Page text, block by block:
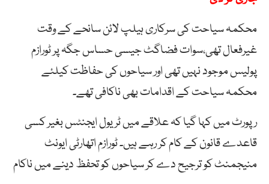
محکمہ سیاحت کی سرکاری ہیلپ لائن سانحے کے وقت
غیرفعال تھی،سوات فضاگٹ جیسی حساس جگہ پر ٹورازم
پولیس موجود نہیں تھی اور سیاحوں کی حفاظت کیلئے
محکمہ سیاحت کے اقدامات بھی ناکافی تھے۔
رپورٹ میں کہا گیا کہ علاقے میں ٹریول ایجنٹس بغیر کسی
قاعدے قانون کے کام کر رہے ہیں۔ ٹورازم اتھارٹی ایونٹ
منیجمنٹ کو ترجیح دے کر سیاحوں کو تحفظ دینے میں ناکام